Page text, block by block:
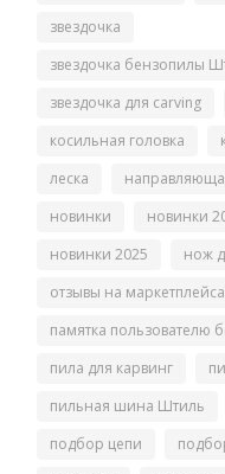
звездочка
звездочка бензопилы
звездочка для carving
косильная головка
леска
новинки
новинки
новинки 2025
нож
отзывы на
памятка пользователю
пила для карвинг
пильная шина Штиль
подбор цепи